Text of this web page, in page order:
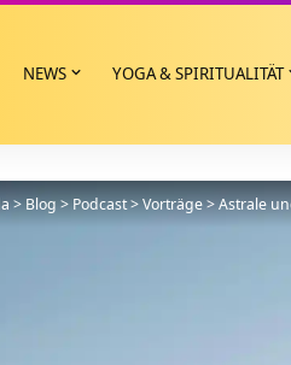
NEWS YOGA & SPIRITUALITÄT
>Blog>Podcast>Vorträge>Astrale